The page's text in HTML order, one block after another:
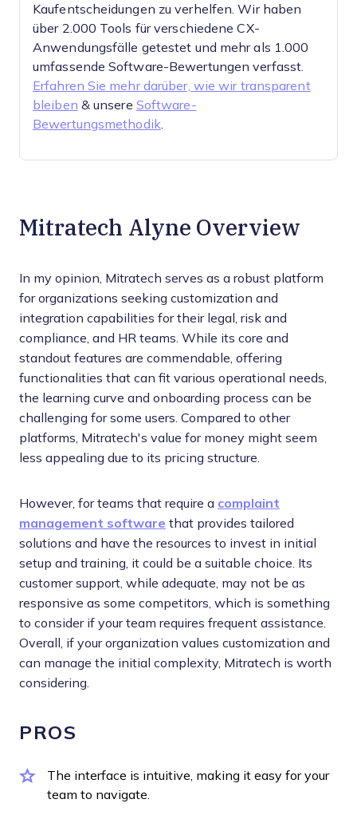
Kaufentscheidungen zu verhelfen. Wir haben
über 2.000 Tools für verschiedene CX-
Anwendungsfälle getestet und mehr als 1.000
umfassende Software-Bewertungen verfasst.
Erfahren Sie mehr darüber, wie wir transparent
bleiben & unsere Software-
Bewertungsmethodik
Mitratech Alyne Overview
In my opinion, Mitratech serves as a robust platform
for organizations seeking customization and
integration capabilities for their legal, risk and
compliance, and HR teams. While its core and
standout features are commendable, offering
functionalities that can fit various operational needs,
the learning curve and onboarding process can be
challenging for some users. Compared to other
platforms, Mitratech's value for money might seem
less appealing due to its pricing structure.
However, for teams that require a complaint
management software that provides tailored
solutions and have the resources to invest in initial
setup and training, it could be a suitable choice. Its
customer support, while adequate, may not be as
responsive as some competitors, which is something
to consider if your team requires frequent assistance.
Overall, if your organization values customization and
can manage the initial complexity, Mitratech is worth
considering.
PROS
The interface is intuitive, making it easy for your
team to navigate.